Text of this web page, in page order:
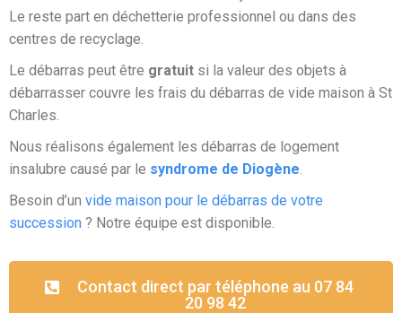
Le reste part en déchetterie professionnel ou dans des
centres de recyclage.
Le débarras peut être gratuit si la valeur des objets à
débarrasser couvre les frais du débarras de vide maison à St
Charles.
Nous réalisons également les débarras de logement
insalubre causé par le syndrome de Diogène
Besoin d’un vide maison pour le débarras de votre
succession ? Notre équipe est disponible.
Contact direct par téléphone au 07 84
20 98 42